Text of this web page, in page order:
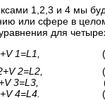
1,2,3 и 4 мы
или сфере в
для
1=L1,
2=L2,
3=L3,
4=L4.